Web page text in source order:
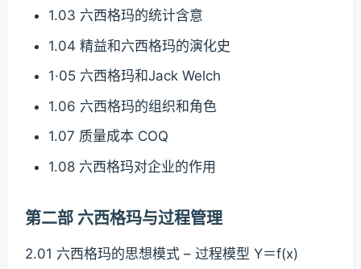
1.03 六西格玛的统计含意
1.04 精益和六西格玛的演化史
1·05 六西格玛和Jack Welch
1.06 六西格玛的组织和角色
1.07 质量成本 COQ
1.08 六西格玛对企业的作用
第二部 六西格玛与过程管理
2.01 六西格玛的思想模式 – 过程模型 Y＝f(x)